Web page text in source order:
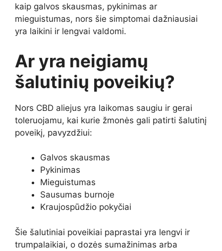
kaip galvos skausmas, pykinimas ar
mieguistumas, nors šie simptomai dažniausiai
yra laikini ir lengvai valdomi.
Ar yra neigiamų
šalutinių poveikių?
Nors CBD aliejus yra laikomas saugiu ir gerai
toleruojamu, kai kurie žmonės gali patirti šalutinį
poveikį, pavyzdžiui:
Galvos skausmas
Pykinimas
Mieguistumas
Sausumas burnoje
Kraujospūdžio pokyčiai
Šie šalutiniai poveikiai paprastai yra lengvi ir
trumpalaikiai, o dozės sumažinimas arba